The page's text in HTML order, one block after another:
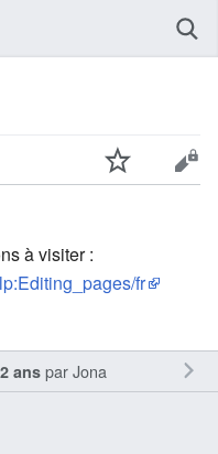
à visiter :
fr
ansparJona